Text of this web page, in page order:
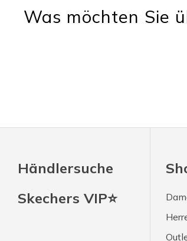
Was möchten Sie
Händlersuche
Skechers VIP⭐